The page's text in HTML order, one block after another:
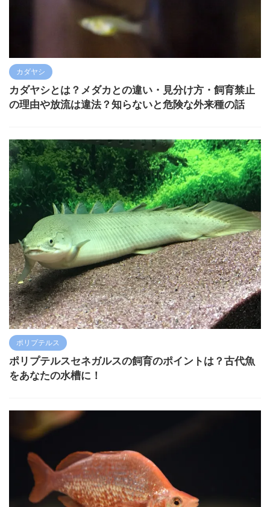
カダヤシ
カダヤシとは？メダカとの違い・見分け方・飼育禁止
の理由や放流は違法？知らないと危険な外来種の話
ポリプテルス
ポリプテルスセネガルスの飼育のポイントは？古代魚
をあなたの水槽に！